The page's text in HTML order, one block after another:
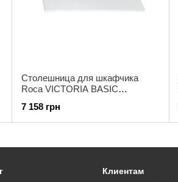
Столешница для шкафчика
Roca VICTORIA BASIC
7 158 грн
Клиентам